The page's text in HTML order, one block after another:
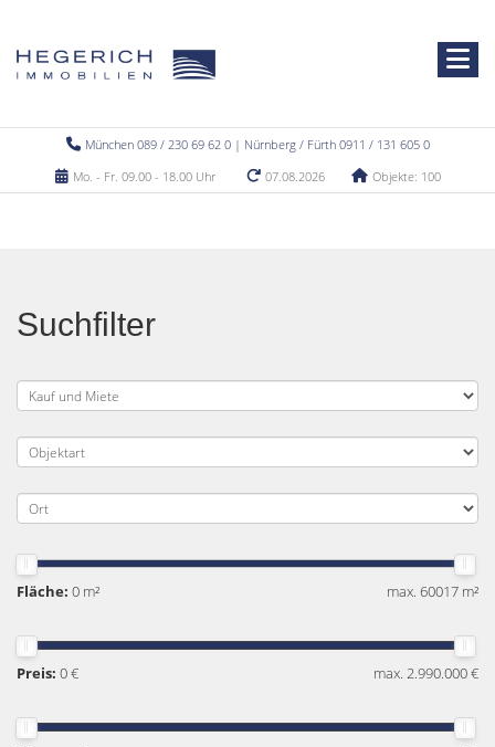
München 089 / 230 69 62 0 | Nürnberg / Fürth 0911 / 131 605 0
Mo. - Fr. 09.00 - 18.00 Uhr
07.08.2026 Objekte: 100
Suchfilter
Fläche: 0 m² max. 60017 m²
Preis: 0 € max. 2.990.000 €